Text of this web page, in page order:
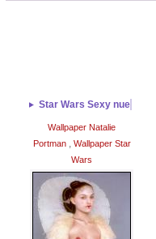
Star Wars Sexy nue
Wallpaper Natalie
Portman, Wallpaper Star
Wars